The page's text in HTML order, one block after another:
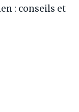
: conseils et